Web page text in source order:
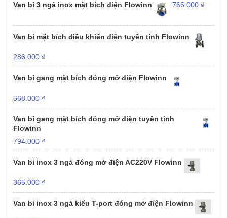
Van bi 3 ngả inox mặt bích điện Flowinn 766.000 ₫
Van bi mặt bích điều khiển điện tuyến tính Flowinn
286.000 ₫
Van bi gang mặt bích đóng mở điện Flowinn
568.000 ₫
Van bi gang mặt bích đóng mở điện tuyến tính
Flowinn
794.000 ₫
Van bi inox 3 ngả đóng mở điện AC220V Flowinn
365.000 ₫
Van bi inox 3 ngả kiểu T-port đóng mở điện Flowinn